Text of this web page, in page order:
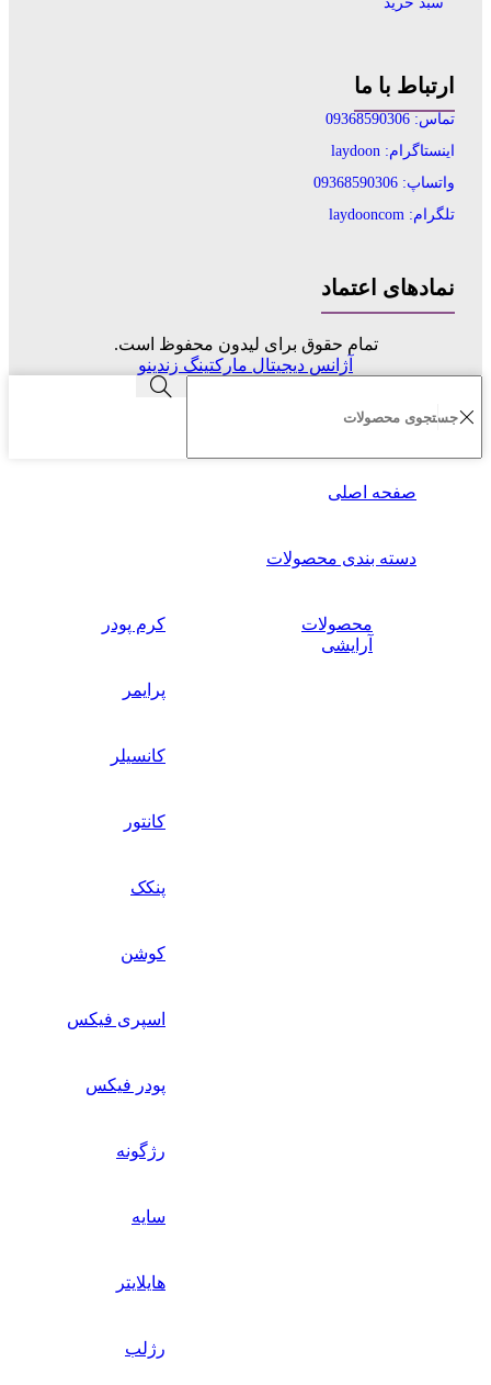
ارتباط با ما
تماس: 09368590306
اینستاگرام: laydoon
واتساپ: 09368590306
تلگرام: laydooncom
نمادهای اعتماد
تمام حقوق برای لیدون محفوظ است.
آژانس دیجیتال مارکتینگ زندینو
صفحه اصلی
دسته بندی محصولات
محصولات
آرایشی
کرم پودر
پرایمر
کانسیلر
کانتور
پنکک
کوشن
اسپری فیکس
پودر فیکس
رژگونه
سایه
هایلایتر
رژلب